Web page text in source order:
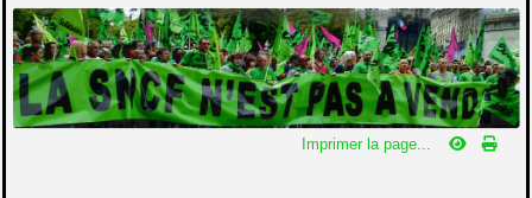
Imprimer la page...